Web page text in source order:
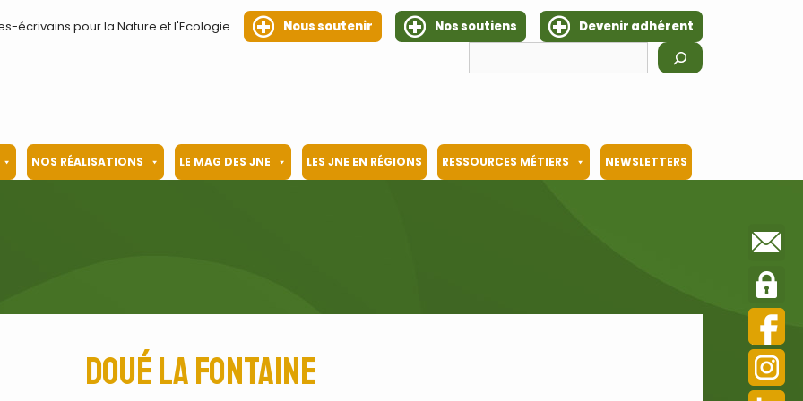
écrivains pour la Nature et l'Ecologie Nous soutenir Nos soutiens
Devenir adhérent
NOS RÉALISATIONS LE MAG DES JNE LES JNE EN RÉGIONS RESSOURCES MÉTIERS NEWSLETTERS
Doué la Fontaine